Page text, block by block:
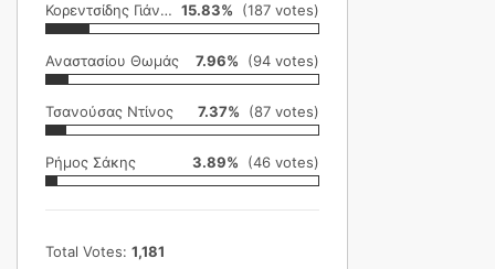
Κορεντσίδης Γιάννης 15.83% (187 votes)
Αναστασίου Θωμάς 7.96% (94 votes)
Τσανούσας Ντίνος 7.37% (87 votes)
Ρήμος Σάκης 3.89% (46 votes)
Total Votes: 1,181